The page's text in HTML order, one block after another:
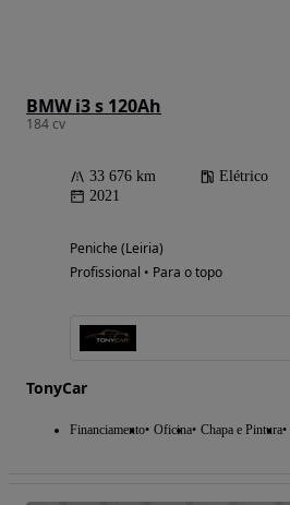
BMW i3 s 120Ah
184 cv
33 676 km Elétrico
2021
Peniche (Leiria)
Profissional • Para o topo
TonyCar
Financiamento Oficina Chapa e Pintura